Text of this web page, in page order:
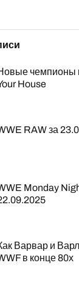
чемпионы
House
RAW за
Monday
Варвар и
в конце 80х